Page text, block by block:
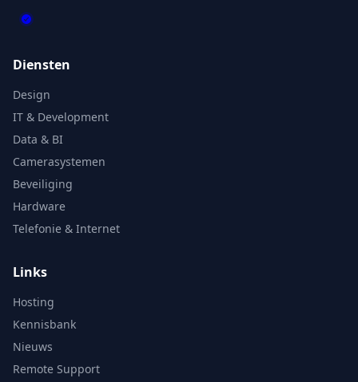
Diensten
Design
IT & Development
Data & BI
Camerasystemen
Beveiliging
Hardware
Telefonie & Internet
Links
Hosting
Kennisbank
Nieuws
Remote Support